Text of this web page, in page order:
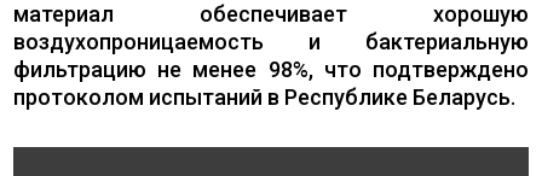
материал обеспечивает хорошую
воздухопроницаемость и бактериальную
фильтрацию не менее 98%, что подтверждено
протоколом испытаний в Республике Беларусь.